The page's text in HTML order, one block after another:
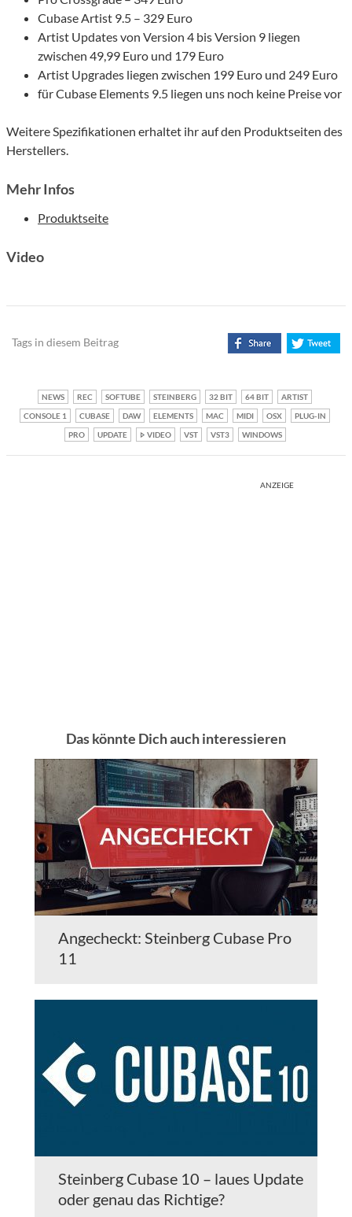
Cubase Artist 9.5 – 329 Euro
Artist Updates von Version 4 bis Version 9 liegen
zwischen 49,99 Euro und 179 Euro
Artist Upgrades liegen zwischen 199 Euro und 249 Euro
für Cubase Elements 9.5 liegen uns noch keine Preise vor
Weitere Spezifikationen erhaltet ihr auf den Produktseiten des
Herstellers.
Mehr Infos
Produktseite
Video
Tags in diesem Beitrag
NEWS REC SOFTUBE STEINBERG 32 BIT 64 BIT
ARTIST
CONSOLE 1
CUBASE DAW ELEMENTS MAC MIDI OSX
PLUG-IN
PRO
UPDATE VIDEO VST VST3 WINDOWS
ANZEIGE
Das könnte Dich auch interessieren
Angecheckt: Steinberg Cubase Pro
11
Steinberg Cubase 10 – laues Update
oder genau das Richtige?